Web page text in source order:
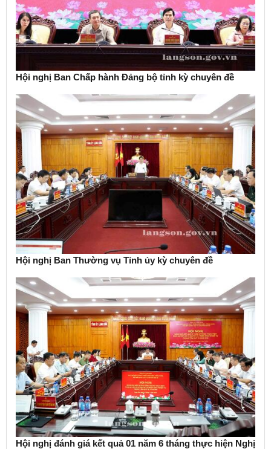
Hội nghị Ban Chấp hành Đảng bộ tỉnh kỳ chuyên đề
Hội nghị Ban Thường vụ Tỉnh ủy kỳ chuyên đề
Hội nghị đánh giá kết quả 01 năm 6 tháng thực hiện Nghị